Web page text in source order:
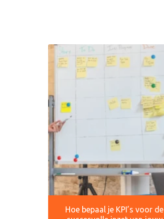
Hoe bepaal je KPI’s voor de